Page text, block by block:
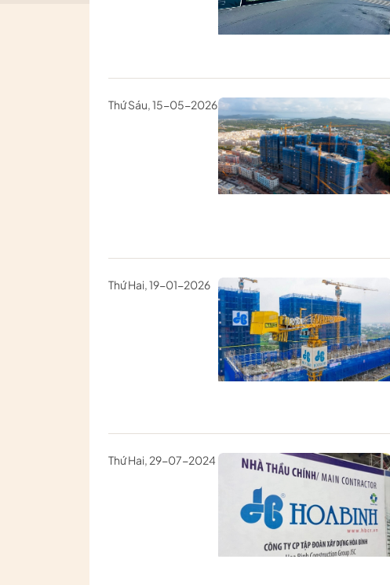
Thứ Sáu, 15-05-2026
Thứ Hai, 19-01-2026
Thứ Hai, 29-07-2024